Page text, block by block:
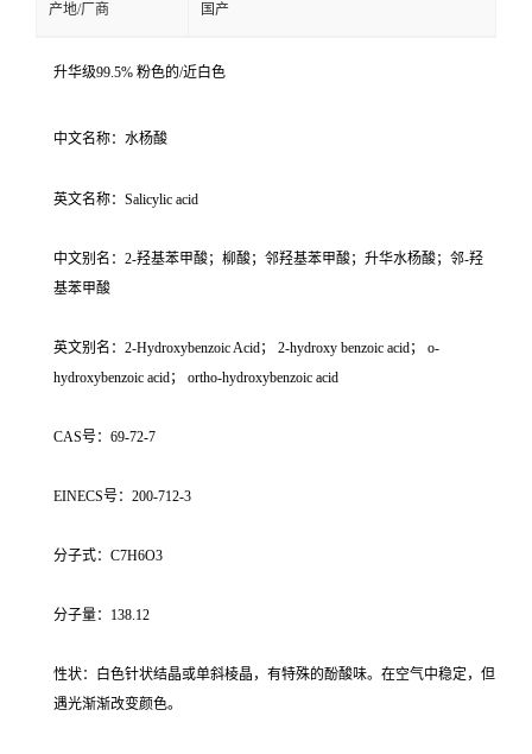
产地/厂商 国产
升华级99.5% 粉色的/近白色
中文名称：水杨酸
英文名称：Salicylic acid
中文别名：2-羟基苯甲酸；柳酸；邻羟基苯甲酸；升华水杨酸；邻-羟
基苯甲酸
英文别名：2-Hydroxybenzoic Acid； 2-hydroxy benzoic acid； o-
hydroxybenzoic acid； ortho-hydroxybenzoic acid
CAS号：69-72-7
EINECS号：200-712-3
分子式：C7H6O3
分子量：138.12
性状：白色针状结晶或单斜棱晶，有特殊的酚酸味。在空气中稳定，但
遇光渐渐改变颜色。